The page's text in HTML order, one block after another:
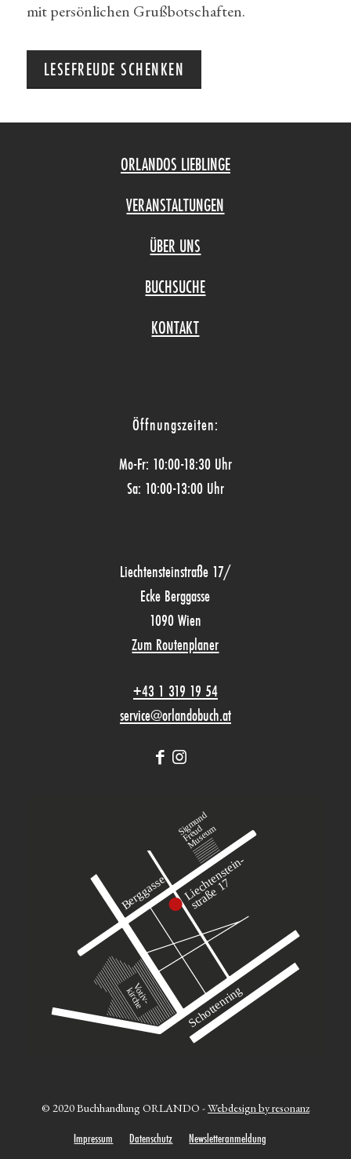
mit persönlichen Grußbotschaften.
LESEFREUDE SCHENKEN
ORLANDOS LIEBLINGE
VERANSTALTUNGEN
ÜBER UNS
BUCHSUCHE
KONTAKT
Öffnungszeiten:
Mo-Fr: 10:00-18:30 Uhr
Sa: 10:00-13:00 Uhr
Liechtensteinstraße 17/
Ecke Berggasse
1090 Wien
Zum Routenplaner
+43 1 319 19 54
service@orlandobuch.at
© 2020 Buchhandlung ORLANDO -Webdesign by resonanz
Impressum Datenschutz Newsletteranmeldung